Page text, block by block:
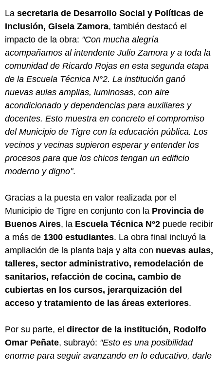
La secretaria de Desarrollo Social y Políticas de
Inclusión, Gisela Zamora, también destacó el
impacto de la obra: "Con mucha alegría
acompañamos al intendente Julio Zamora y a toda la
comunidad de Ricardo Rojas en esta segunda etapa
de la Escuela Técnica N°2. La institución ganó
nuevas aulas amplias, luminosas, con aire
acondicionado y dependencias para auxiliares y
docentes. Esto muestra en concreto el compromiso
del Municipio de Tigre con la educación pública. Los
vecinos y vecinas supieron esperar y entender los
procesos para que los chicos tengan un edificio
moderno y digno".
Gracias a la puesta en valor realizada por el
Municipio de Tigre en conjunto con la Provincia de
Buenos Aires, la Escuela Técnica N°2 puede recibir
a más de 1300 estudiantes. La obra final incluyó la
ampliación de la planta baja y alta con nuevas aulas,
talleres, sector administrativo, remodelación de
sanitarios, refacción de cocina, cambio de
cubiertas en los cursos, jerarquización del
acceso y tratamiento de las áreas exteriores.
Por su parte, el director de la institución, Rodolfo
Omar Peñate, subrayó: "Esto es una posibilidad
enorme para seguir avanzando en lo educativo, darle